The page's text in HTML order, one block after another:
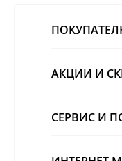
АКЦИИ И
СЕРВИС И